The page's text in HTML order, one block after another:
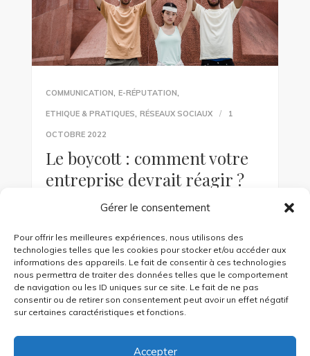
Gérer le consentement
Pour offrir les meilleures expériences, nous utilisons des
technologies telles que les cookies pour stocker et/ou accéder aux
informations des appareils. Le fait de consentir à ces technologies
nous permettra de traiter des données telles que le comportement
de navigation ou les ID uniques sur ce site. Le fait de ne pas
consentir ou de retirer son consentement peut avoir un effet négatif
sur certaines caractéristiques et fonctions.
Accepter
COMMUNICATION E-RÉPUTATION
ETHIQUE & PRATIQUES RÉSEAUX SOCIAUX 1
OCTOBRE 2022
Le boycott : comment votre
entreprise devrait réagir ?
Zara, Nike, Shein, la Coupe du monde de
dénoncent et boycottent de plus en plus les
marques. Si votre […]
KEEP READING